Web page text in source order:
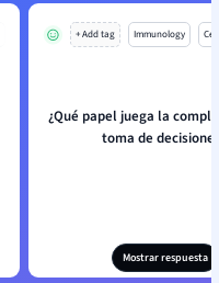
+ Add tag Immunology
¿Qué papel juega la
toma de
Mostrar respuesta